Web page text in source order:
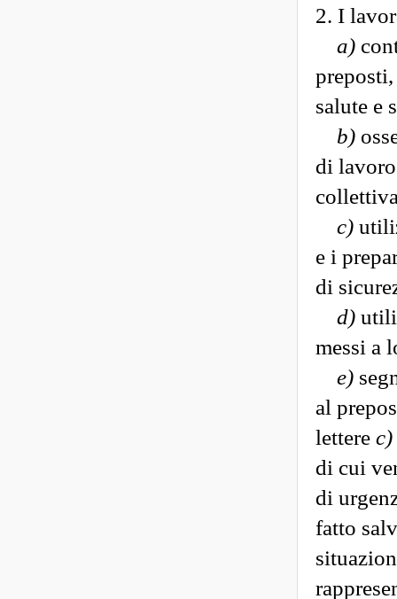
2. I
a)
salute e
b)
di
c)
e i
di
d)
messi a
e)
al
lettere c)
di cui
di
fatto